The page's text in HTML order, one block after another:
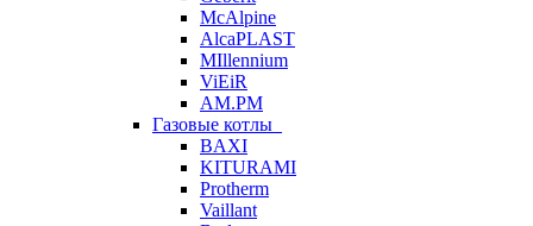
McAlpine
AlcaPLAST
MIllennium
ViEiR
AM.PM
Газовые котлы
BAXI
KITURAMI
Protherm
Vaillant